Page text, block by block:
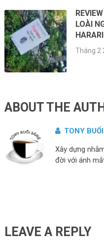
LOÀI
HARARI
Tháng 2
ABOUT THE
TONY
Xây dựng
đời với ánh
LEAVE A REPLY